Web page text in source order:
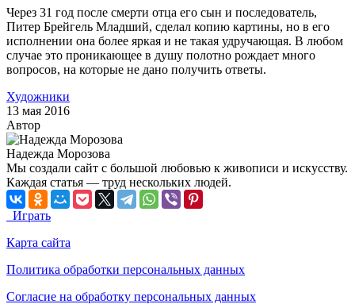
Через 31 год после смерти отца его сын и последователь,
Питер Брейгель Младший, сделал копию картины, но в его
исполнении она более яркая и не такая удручающая. В любом
случае это проникающее в душу полотно рождает много
вопросов, на которые не дано получить ответы.
Художники
13 мая 2016
Автор
Надежда Морозова
Мы создали сайт с большой любовью к живописи и искусству.
Каждая статья — труд нескольких людей.
Играть
Карта сайта
Политика обработки персональных данных
Согласие на обработку персональных данных